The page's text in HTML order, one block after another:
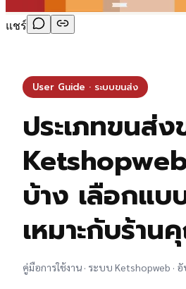
แชร์
User Guide · ระบบขนส่ง
ประเภทขนส่
บ้าง เลือกแบ
เหมาะกับร้าน
คู่มือการใช้งาน · ระบบ Ketshopweb ·